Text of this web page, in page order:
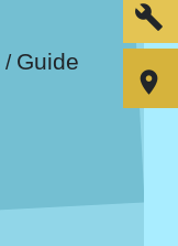
/ Guide
build
room